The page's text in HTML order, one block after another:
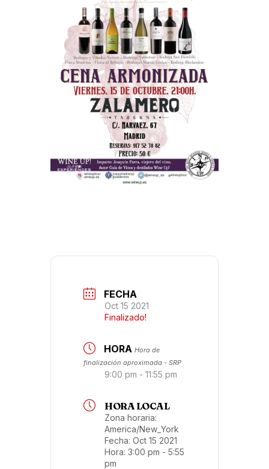
FECHA
Oct 15 2021
Finalizado!
HORA Hora de
finalización aproximada - SRP
9:00 pm - 11:55 pm
HORA LOCAL
Zona horaria:
America/New_York
Fecha: Oct 15 2021
Hora: 3:00 pm - 5:55
pm